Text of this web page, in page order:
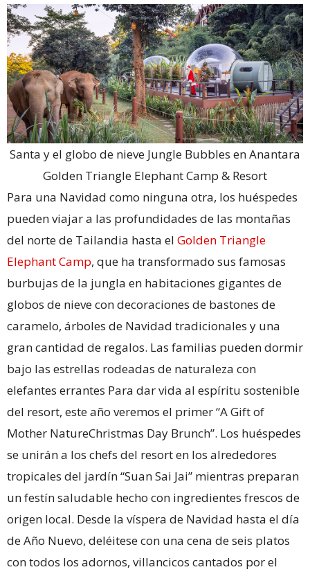
Santa y el globo de nieve Jungle Bubbles en Anantara
Golden Triangle Elephant Camp & Resort
Para una Navidad como ninguna otra, los huéspedes
pueden viajar a las profundidades de las montañas
del norte de Tailandia hasta el Golden Triangle
Elephant Camp, que ha transformado sus famosas
burbujas de la jungla en habitaciones gigantes de
globos de nieve con decoraciones de bastones de
caramelo, árboles de Navidad tradicionales y una
gran cantidad de regalos. Las familias pueden dormir
bajo las estrellas rodeadas de naturaleza con
elefantes errantes Para dar vida al espíritu sostenible
del resort, este año veremos el primer “A Gift of
Mother NatureChristmas Day Brunch”. Los huéspedes
se unirán a los chefs del resort en los alrededores
tropicales del jardín “Suan Sai Jai” mientras preparan
un festín saludable hecho con ingredientes frescos de
origen local. Desde la víspera de Navidad hasta el día
de Año Nuevo, deléitese con una cena de seis platos
con todos los adornos, villancicos cantados por el